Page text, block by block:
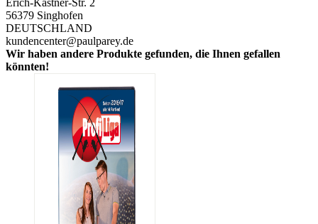
56379 Singhofen
DEUTSCHLAND
kundencenter@paulparey.de
Wir haben andere Produkte gefunden, die Ihnen gefallen
könnten!